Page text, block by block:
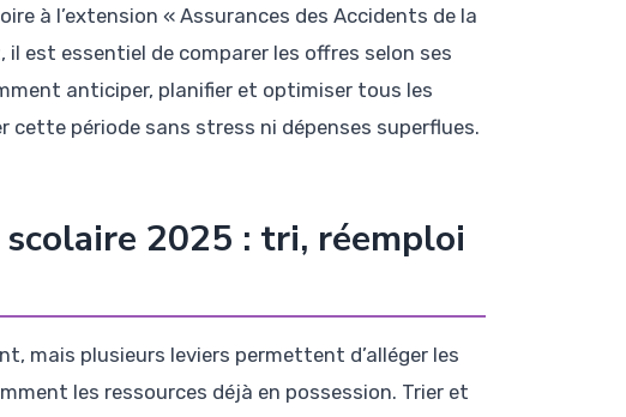
à l’extension « Assurances des Accidents de la
est essentiel de comparer les offres selon ses
anticiper, planifier et optimiser tous les
cette période sans stress ni dépenses superflues.
2025 : tri, réemploi
mais plusieurs leviers permettent d’alléger les
les ressources déjà en possession. Trier et